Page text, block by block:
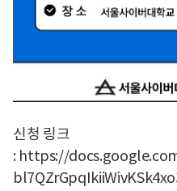
신청 링크
: https://